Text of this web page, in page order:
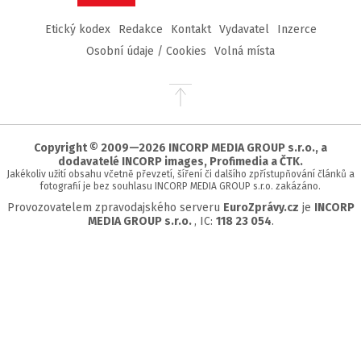
Etický kodex Redakce Kontakt Vydavatel
Inzerce
Osobní údaje / Cookies
Volná místa
Přejít
stránky
Copyright © 2009—2026 INCORP MEDIA GROUP s.r.o., a
dodavatelé INCORP images, Profimedia a ČTK.
Jakékoliv užití obsahu včetně převzetí, šíření či dalšího zpřístupňování článků a
fotografií je bez souhlasu INCORP MEDIA GROUP s.r.o. zakázáno.
Provozovatelem zpravodajského serveru EuroZprávy.cz je INCORP
MEDIA GROUP s.r.o. , IC: 118 23 054.